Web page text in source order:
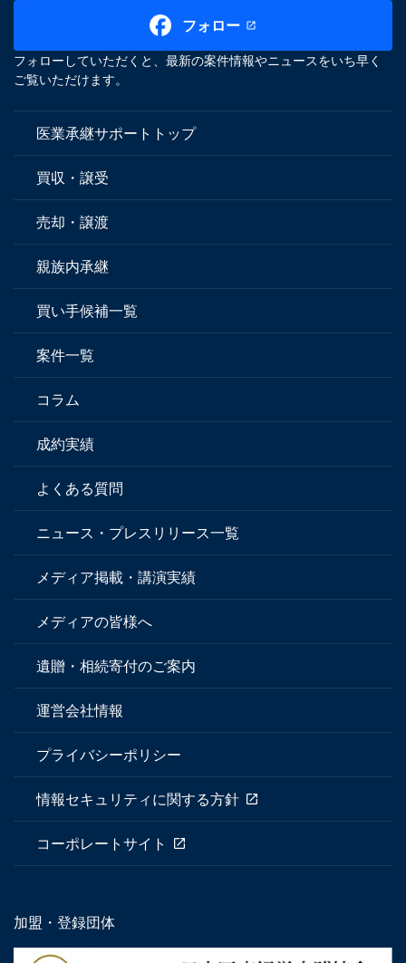
フォロー
フォローしていただくと、最新の案件情報やニュースをいち早く
ご覧いただけます。
医業承継サポートトップ
買収・譲受
売却・譲渡
親族内承継
買い手候補一覧
案件一覧
コラム
成約実績
よくある質問
ニュース・プレスリリース一覧
メディア掲載・講演実績
メディアの皆様へ
遺贈・相続寄付のご案内
運営会社情報
プライバシーポリシー
情報セキュリティに関する方針
コーポレートサイト
加盟・登録団体